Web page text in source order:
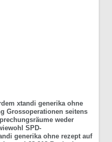
xtandi generika ohne
Grossoperationen seitens
weder
SPD-
generika ohne rezept auf